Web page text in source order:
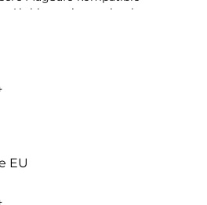
Air bietet eine optimale
Dies ermöglicht eine mühelose
PDPlug Slim 20W GaN
neues iPhone Air schnell und
USB-C Ports mit Power Delivery
Ladeleistung bestens versorgt.
den ultimativen Rundumschutz
9H-Schutzglas und MagSafe-
das Display deines iPhone
Stößen, während die
und die Gesichtserkennung
EU